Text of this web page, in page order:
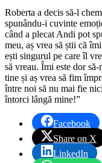
Roberta a decis să-l
spunându-i cuvinte
când a plecat Andi pot
meu, aș vrea să știi că
ești singurul pe care îl
să vreau. Îmi este dor
tine și aș vrea să fim
între noi să nu mai fie
întorci lângă mine!”
Facebook
Share on X
LinkedIn